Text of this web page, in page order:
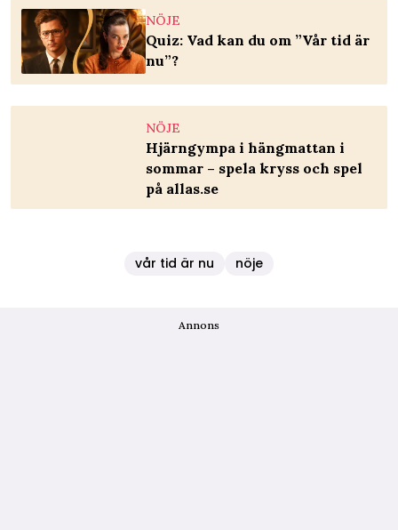
NÖJE
Quiz: Vad kan du om ”Vår tid är
nu”?
NÖJE
Hjärngympa i hängmattan i
sommar – spela kryss och spel
på allas.se
vår tid är nu nöje
Annons